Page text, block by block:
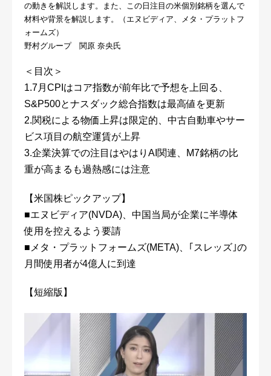
の動きを解説します。また、この日注目の米個別銘柄を選んで
材料や背景を解説します。（エヌビディア、メタ・プラットフ
ォームズ）
野村グループ 関原 奈央氏
＜目次＞
1.7月CPIはコア指数が前年比で予想を上回る、
S&P500とナスダック総合指数は最高値を更新
2.関税による物価上昇は限定的、中古自動車やサー
ビス項目の航空運賃が上昇
3.企業決算での注目はやはりAI関連、M7銘柄の比
重が高まるも過熱感には注意
【米国株ピックアップ】
■エヌビディア(NVDA)、中国当局が企業に半導体
使用を控えるよう要請
■メタ・プラットフォームズ(META)、｢スレッズ｣の
月間使用者が4億人に到達
【短縮版】